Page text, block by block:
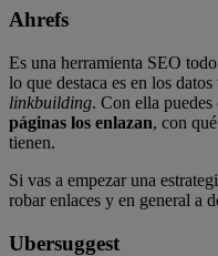
Ahrefs
Es una herramienta SEO
lo que destaca es en los
linkbuilding. Con ella
páginas los enlazan, con qué
tienen.
Si vas a empezar una
robar enlaces y en general a
Ubersuggest